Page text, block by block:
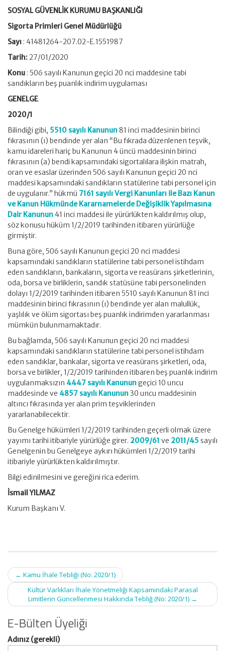
SOSYAL GÜVENLİK KURUMU BAŞKANLIĞI
Sigorta Primleri Genel Müdürlüğü
Sayı : 41481264-207.02-E.1551987
Tarih:27/01/2020
Konu : 506 sayılı Kanunun geçici 20 nci maddesine tabi
sandıkların beş puanlık indirim uygulaması
GENELGE
2020/1
Bilindiği gibi, 5510 sayılı Kanunun81 inci maddesinin birinci
fıkrasının (ı) bendinde yer alan “Bu fıkrada düzenlenen teşvik,
kamu idareleri hariç bu Kanunun 4 üncü maddesinin birinci
fıkrasının (a) bendi kapsamındaki sigortalılara ilişkin matrah,
oran ve esaslar üzerinden 506 sayılı Kanunun geçici 20 nci
maddesi kapsamındaki sandıkların statülerine tabi personel için
de uygulanır.” hükmü 7161 sayılı Vergi Kanunları ile Bazı Kanun
ve Kanun Hükmünde Kararnamelerde Değişiklik Yapılmasına
Dair Kanunun 41 inci maddesi ile yürürlükten kaldırılmış olup,
söz konusu hüküm 1/2/2019 tarihinden itibaren yürürlüğe
girmiştir.
Buna göre, 506 sayılı Kanunun geçici 20 nci maddesi
kapsamındaki sandıkların statülerine tabi personel istihdam
eden sandıkların, bankaların, sigorta ve reasürans şirketlerinin,
oda, borsa ve birliklerin, sandık statüsüne tabi personelinden
dolayı 1/2/2019 tarihinden itibaren 5510 sayılı Kanunun 81 inci
maddesinin birinci fıkrasının (ı) bendinde yer alan malullük,
yaşlılık ve ölüm sigortası beş puanlık indirimden yararlanması
mümkün bulunmamaktadır.
Bu bağlamda, 506 sayılı Kanunun geçici 20 nci maddesi
kapsamındaki sandıkların statülerine tabi personel istihdam
eden sandıklar, bankalar, sigorta ve reasürans şirketleri, oda,
borsa ve birlikler, 1/2/2019 tarihinden itibaren beş puanlık indirim
uygulanmaksızın 4447 sayılı Kanunungeçici 10 uncu
maddesinde ve 4857 sayılı Kanunun30 uncu maddesinin
altıncı fıkrasında yer alan prim teşviklerinden
yararlanabilecektir.
Bu Genelge hükümleri 1/2/2019 tarihinden geçerli olmak üzere
yayımı tarihi itibariyle yürürlüğe girer. 2009/61 ve 2011/45 sayılı
Genelgenin bu Genelgeye aykırı hükümleri 1/2/2019 tarihi
itibariyle yürürlükten kaldırılmıştır.
Bilgi edinilmesini ve gereğini rica ederim.
İsmail YILMAZ
Kurum Başkanı V.
Post
navigation
← Kamu İhale Tebliği (No: 2020/1)
Kültür Varlıkları İhale Yönetmeliği Kapsamındaki Parasal
Limitlerin Güncellenmesi Hakkında Tebliğ (No: 2020/1) →
E-Bülten Üyeliği
Adınız (gerekli)